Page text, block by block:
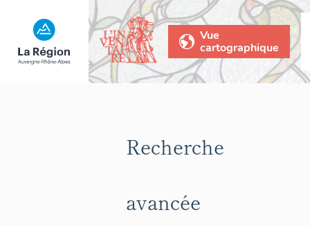
Vue
cartographique
Recherche
avancée